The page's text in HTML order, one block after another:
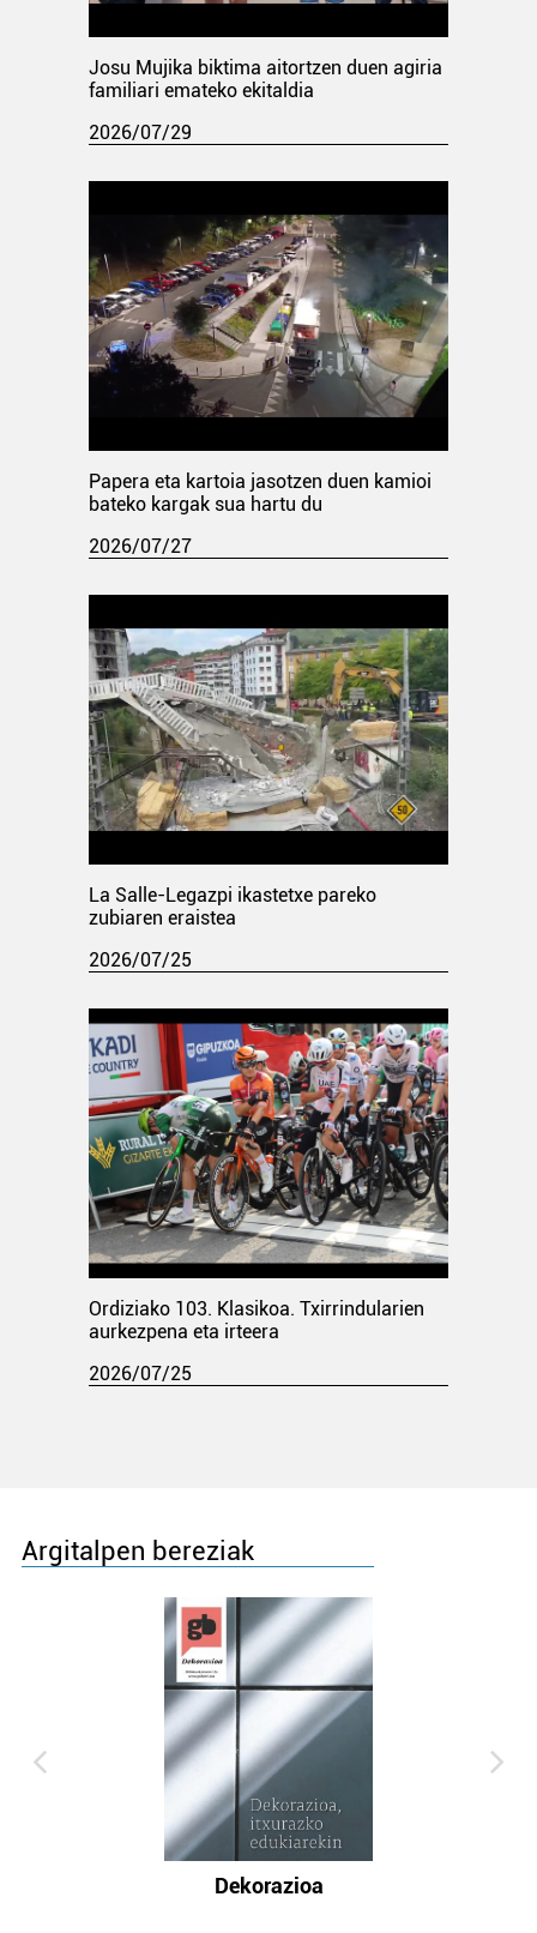
Josu Mujika biktima aitortzen duen agiria
familiari emateko ekitaldia
2026/07/29
Papera eta kartoia jasotzen duen kamioi
bateko kargak sua hartu du
2026/07/27
La Salle-Legazpi ikastetxe pareko
zubiaren eraistea
2026/07/25
Ordiziako 103. Klasikoa. Txirrindularien
aurkezpena eta irteera
2026/07/25
Argitalpen bereziak
Dekorazioa